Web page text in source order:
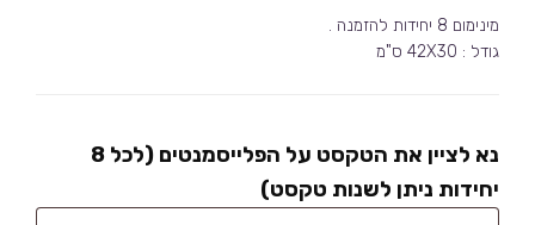
מינימום 8 יחידות להזמנה .
גודל : 42X30 ס"מ
נא לציין את הטקסט על הפלייסמנטים (לכל 8
יחידות ניתן לשנות טקסט)